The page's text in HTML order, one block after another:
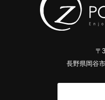
〒
長野県岡谷